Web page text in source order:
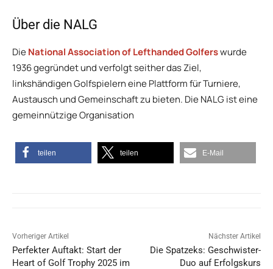
Über die NALG
DieNational Association of Lefthanded Golferswurde
1936 gegründet und verfolgt seither das Ziel,
linkshändigen Golfspielern eine Plattform für Turniere,
Austausch und Gemeinschaft zu bieten. Die NALG ist eine
gemeinnützige Organisation
teilen teilen E-Mail
Vorheriger Artikel
Perfekter Auftakt: Start der
Heart of Golf Trophy 2025 im
Nächster Artikel
Die Spatzeks: Geschwister-
Duo auf Erfolgskurs